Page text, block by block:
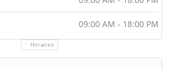
Horaires
09:00 AM - 18:00 PM